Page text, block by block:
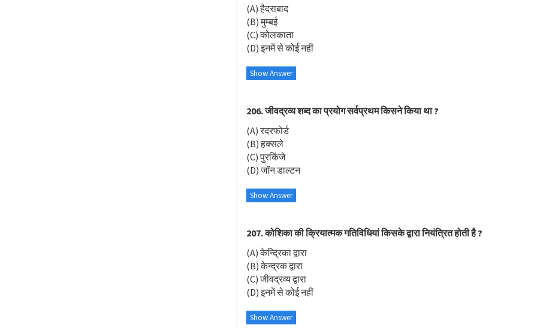
(A) हैदराबाद
(B) मुम्बई
(C) कोलकाता
(D) इनमें से कोई नहीं
Show Answer
206. जीवद्रव्य शब्द का प्रयोग सर्वप्रथम किसने किया था ?
(A) रदरफोर्ड
(B) हक्सले
(C) पुरकिंजे
(D) जॉन डाल्टन
Show Answer
207. कोशिका की क्रियात्मक गतिविधियां किसके द्वारा नियंत्रित होती है ?
(A) केन्द्रिका द्वारा
(B) केन्द्रक द्वारा
(C) जीवद्रव्य द्वारा
(D) इनमें से कोई नहीं
Show Answer